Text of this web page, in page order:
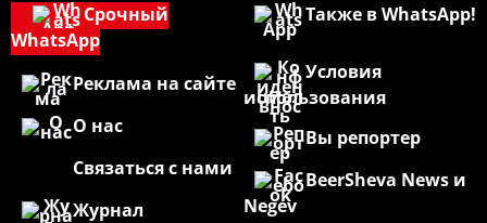
Также в WhatsApp!
Условия
использования
Вы репортер
BeerSheva News и
Negev
Срочный
WhatsApp
Реклама на сайте
О нас
Связаться с нами
Журнал